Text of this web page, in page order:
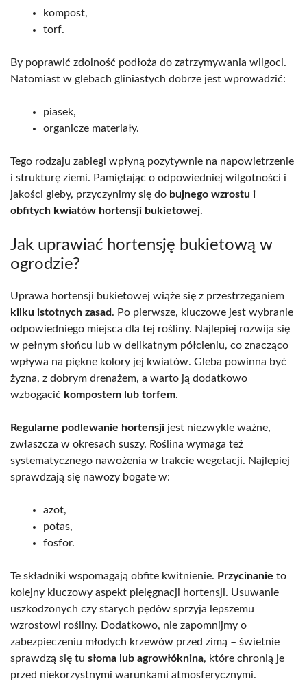
kompost,
torf.
By poprawić zdolność podłoża do zatrzymywania wilgoci.
Natomiast w glebach gliniastych dobrze jest wprowadzić:
piasek,
organicze materiały.
Tego rodzaju zabiegi wpłyną pozytywnie na napowietrzenie
i strukturę ziemi. Pamiętając o odpowiedniej wilgotności i
jakości gleby, przyczynimy się do bujnego wzrostu i
obfitych kwiatów hortensji bukietowej.
Jak uprawiać hortensję bukietową w
ogrodzie?
Uprawa hortensji bukietowej wiąże się z przestrzeganiem
kilku istotnych zasad. Po pierwsze, kluczowe jest wybranie
odpowiedniego miejsca dla tej rośliny. Najlepiej rozwija się
w pełnym słońcu lub w delikatnym półcieniu, co znacząco
wpływa na piękne kolory jej kwiatów. Gleba powinna być
żyzna, z dobrym drenażem, a warto ją dodatkowo
wzbogacić kompostem lub torfem.
Regularne podlewanie hortensji jest niezwykle ważne,
zwłaszcza w okresach suszy. Roślina wymaga też
systematycznego nawożenia w trakcie wegetacji. Najlepiej
sprawdzają się nawozy bogate w:
azot,
potas,
fosfor.
Te składniki wspomagają obfite kwitnienie. Przycinanie to
kolejny kluczowy aspekt pielęgnacji hortensji. Usuwanie
uszkodzonych czy starych pędów sprzyja lepszemu
wzrostowi rośliny. Dodatkowo, nie zapomnijmy o
zabezpieczeniu młodych krzewów przed zimą – świetnie
sprawdzą się tu słoma lub agrowłóknina, które chronią je
przed niekorzystnymi warunkami atmosferycznymi.